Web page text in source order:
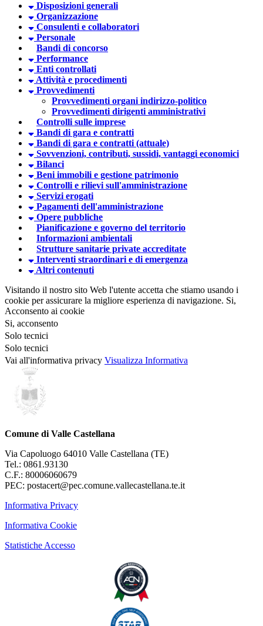
Disposizioni generali
Organizzazione
Consulenti e collaboratori
Personale
Bandi di concorso
Performance
Enti controllati
Attività e procedimenti
Provvedimenti
Provvedimenti organi indirizzo-politico
Provvedimenti dirigenti amministrativi
Controlli sulle imprese
Bandi di gara e contratti
Bandi di gara e contratti (attuale)
Sovvenzioni, contributi, sussidi, vantaggi economici
Bilanci
Beni immobili e gestione patrimonio
Controlli e rilievi sull'amministrazione
Servizi erogati
Pagamenti dell'amministrazione
Opere pubbliche
Pianificazione e governo del territorio
Informazioni ambientali
Strutture sanitarie private accreditate
Interventi straordinari e di emergenza
Altri contenuti
Visitando il nostro sito Web l'utente accetta che stiamo usando i
cookie per assicurare la migliore esperienza di navigazione. Si,
Acconsento ai cookie
Si, acconsento
Solo tecnici
Solo tecnici
Vai all'informativa privacy Visualizza Informativa
Comune di Valle Castellana
Via Capoluogo 64010 Valle Castellana (TE)
Tel.: 0861.93130
C.F.: 80006060679
PEC: postacert@pec.comune.vallecastellana.te.it
Informativa Privacy
Informativa Cookie
Statistiche Accesso